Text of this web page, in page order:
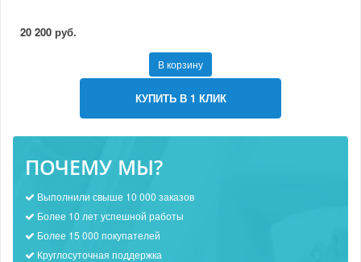
20 200 руб.
В корзину
КУПИТЬ В 1 КЛИК
ПОЧЕМУ МЫ?
Выполнили свыше 10 000 заказов
Более 10 лет успешной работы
Более 15 000 покупателей
Круглосуточная поддержка